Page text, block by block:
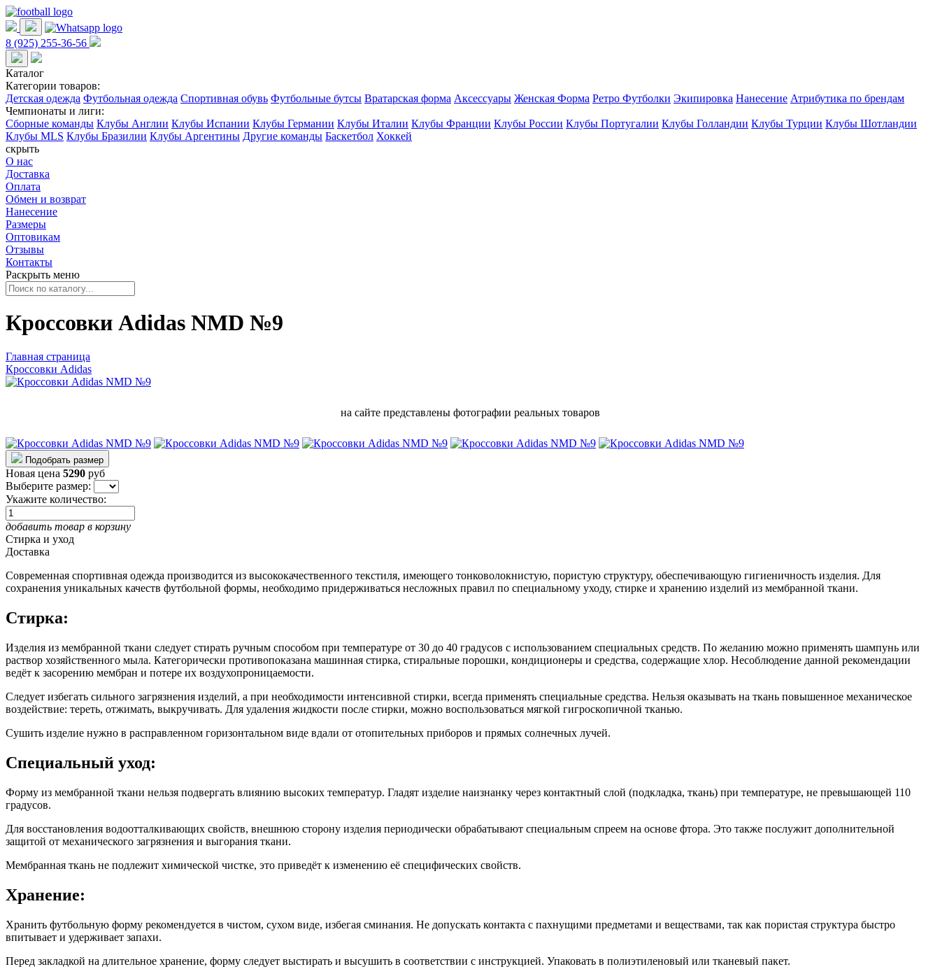
8 (925) 255-36-56
Каталог
Категории товаров:
Детская одежда Футбольная одежда Спортивная обувь Футбольные бутсы Вратарская форма Аксессуары Женская Форма Ретро Футболки Экипировка Нанесение Атрибутика по брендам
Чемпионаты и лиги:
Сборные команды Клубы Англии Клубы Испании Клубы Германии Клубы Италии Клубы Франции Клубы России Клубы Португалии Клубы Голландии Клубы Турции Клубы Шотландии
Клубы MLS Клубы Бразилии Клубы Аргентины Другие команды Баскетбол Хоккей
скрыть
О нас
Доставка
Оплата
Обмен и возврат
Нанесение
Размеры
Оптовикам
Отзывы
Контакты
Раскрыть меню
Кроссовки Adidas NMD №9
Главная страница
Кроссовки Adidas
на сайте представлены фотографии реальных товаров
Подобрать размер
Новая цена 5290 руб
Выберите размер:
Укажите количество:
добавить товар в корзину
Стирка и уход
Доставка
Современная спортивная одежда производится из высококачественного текстиля, имеющего тонковолокнистую, пористую структуру, обеспечивающую гигиеничность изделия. Для
сохранения уникальных качеств футбольной формы, необходимо придерживаться несложных правил по специальному уходу, стирке и хранению изделий из мембранной ткани.
Стирка:
Изделия из мембранной ткани следует стирать ручным способом при температуре от 30 до 40 градусов с использованием специальных средств. По желанию можно применять шампунь или
раствор хозяйственного мыла. Категорически противопоказана машинная стирка, стиральные порошки, кондиционеры и средства, содержащие хлор. Несоблюдение данной рекомендации
ведёт к засорению мембран и потере их воздухопроницаемости.
Следует избегать сильного загрязнения изделий, а при необходимости интенсивной стирки, всегда применять специальные средства. Нельзя оказывать на ткань повышенное механическое
воздействие: тереть, отжимать, выкручивать. Для удаления жидкости после стирки, можно воспользоваться мягкой гигроскопичной тканью.
Сушить изделие нужно в расправленном горизонтальном виде вдали от отопительных приборов и прямых солнечных лучей.
Специальный уход:
Форму из мембранной ткани нельзя подвергать влиянию высоких температур. Гладят изделие наизнанку через контактный слой (подкладка, ткань) при температуре, не превышающей 110
градусов.
Для восстановления водоотталкивающих свойств, внешнюю сторону изделия периодически обрабатывают специальным спреем на основе фтора. Это также послужит дополнительной
защитой от механического загрязнения и выгорания ткани.
Мембранная ткань не подлежит химической чистке, это приведёт к изменению её специфических свойств.
Хранение:
Хранить футбольную форму рекомендуется в чистом, сухом виде, избегая сминания. Не допускать контакта с пахнущими предметами и веществами, так как пористая структура быстро
впитывает и удерживает запахи.
Перед закладкой на длительное хранение, форму следует выстирать и высушить в соответствии с инструкцией. Упаковать в полиэтиленовый или тканевый пакет.